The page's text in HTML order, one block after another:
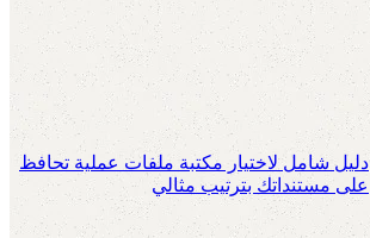
دليل شامل لاختيار مكتبة ملفات عملية تحافظ
على مستنداتك بترتيب مثالي